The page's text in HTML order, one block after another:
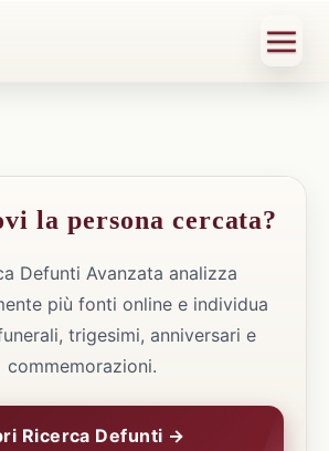
la persona cercata?
Defunti Avanzata analizza
più fonti online e individua
trigesimi, anniversari e
commemorazioni.
Ricerca Defunti →